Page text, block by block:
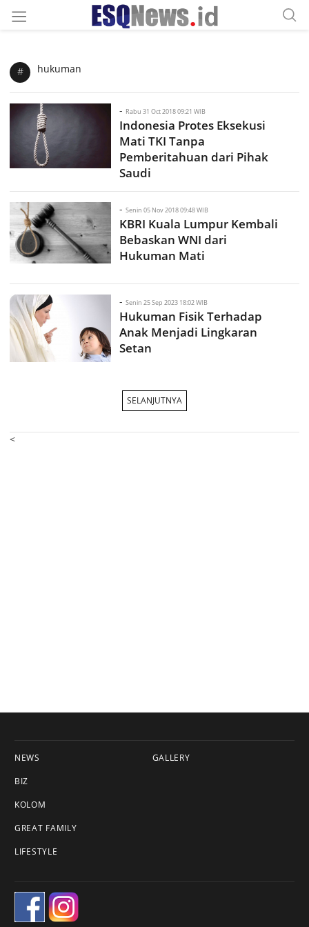
# hukuman
- Rabu 31 Oct 2018 09:21 WIB
Indonesia Protes Eksekusi
Mati TKI Tanpa
Pemberitahuan dari Pihak
Saudi
- Senin 05 Nov 2018 09:48 WIB
KBRI Kuala Lumpur Kembali
Bebaskan WNI dari
Hukuman Mati
- Senin 25 Sep 2023 18:02 WIB
Hukuman Fisik Terhadap
Anak Menjadi Lingkaran
Setan
SELANJUTNYA
<
NEWS
BIZ
KOLOM
GREAT FAMILY
LIFESTYLE
GALLERY